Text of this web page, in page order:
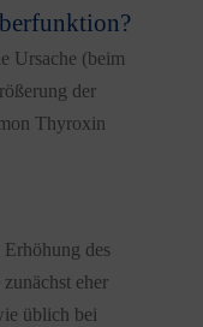
Ursache (beim
der
Thyroxin
des
eher
üblich bei